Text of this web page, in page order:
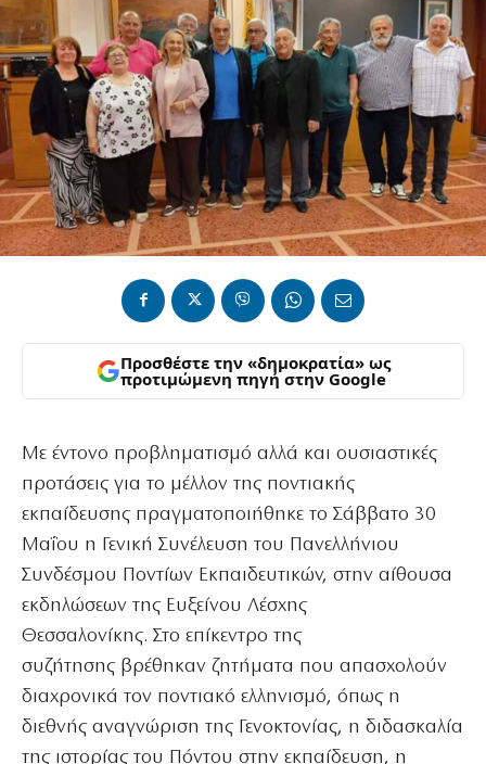
Προσθέστε την «δημοκρατία» ως
προτιμώμενη πηγή στην Google
Με έντονο προβληματισμό αλλά και ουσιαστικές
προτάσεις για το μέλλον της ποντιακής
εκπαίδευσης πραγματοποιήθηκε το Σάββατο 30
Μαΐου η Γενική Συνέλευση του Πανελλήνιου
Συνδέσμου Ποντίων Εκπαιδευτικών, στην αίθουσα
εκδηλώσεων της Ευξείνου Λέσχης
Θεσσαλονίκης. Στο επίκεντρο της
συζήτησης βρέθηκαν ζητήματα που απασχολούν
διαχρονικά τον ποντιακό ελληνισμό, όπως η
διεθνής αναγνώριση της Γενοκτονίας, η διδασκαλία
της ιστορίας του Πόντου στην εκπαίδευση, η